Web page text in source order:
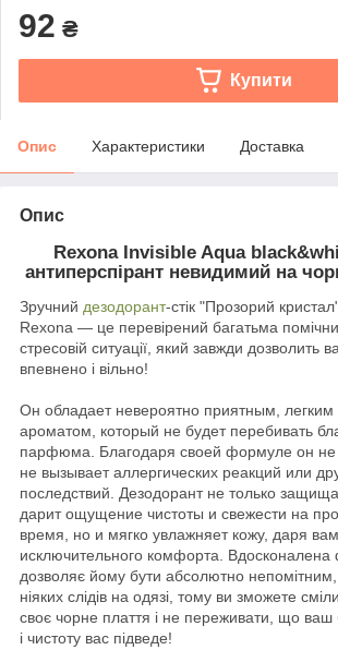
92 ₴
Купити
Опис Характеристики Доставка
Опис
Rexona Invisible Aqua
антиперспірант невидимий на
Зручний дезодорант-стік "Прозорий
Rexona — це перевірений багатьма
стресовій ситуації, який завжди дозволить
впевнено і вільно!
Он обладает невероятно приятным,
ароматом, который не будет перебивать
парфюма. Благодаря своей формуле он не
не вызывает аллергических реакций или
последствий. Дезодорант не только
дарит ощущение чистоты и свежести на
время, но и мягко увлажняет кожу, даря
исключительного комфорта.
дозволяє йому бути абсолютно
ніяких слідів на одязі, тому ви зможете
своє чорне плаття і не переживати, що ваш
і чистоту вас підведе!